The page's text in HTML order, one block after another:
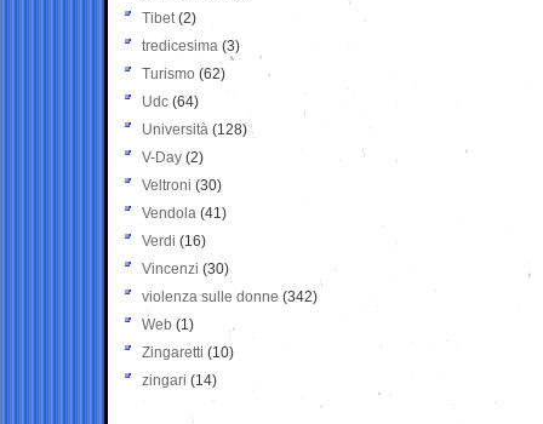
Tibet(2)
tredicesima (3)
Turismo (62)
Udc (64)
Università (128)
V-Day (2)
Veltroni (30)
Vendola (41)
Verdi (16)
Vincenzi (30)
violenza sulle donne (342)
Web (1)
Zingaretti (10)
zingari (14)